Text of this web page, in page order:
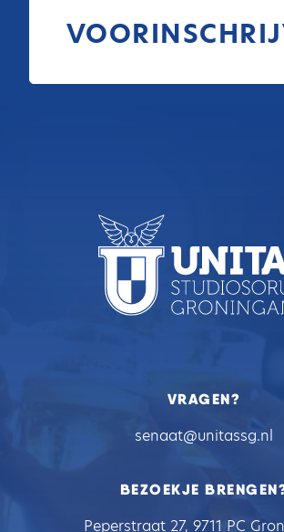
VRAGEN?
senaat@unitassg.nl
BEZOEKJE
Peperstraat 27, 9711 PC